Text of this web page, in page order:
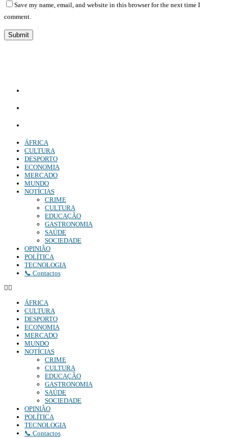
Save my name, email, and website in this browser for the next time I
comment.
ÁFRICA
CULTURA
DESPORTO
ECONOMIA
MERCADO
MUNDO
NOTÍCIAS
CRIME
CULTURA
EDUCAÇÃO
GASTRONOMIA
SAÚDE
SOCIEDADE
OPINIÃO
POLÍTICA
TECNOLOGIA
📞 Contactos
ÁFRICA
CULTURA
DESPORTO
ECONOMIA
MERCADO
MUNDO
NOTÍCIAS
CRIME
CULTURA
EDUCAÇÃO
GASTRONOMIA
SAÚDE
SOCIEDADE
OPINIÃO
POLÍTICA
TECNOLOGIA
📞 Contactos